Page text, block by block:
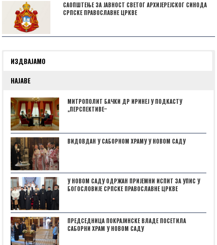
САОПШТЕЊЕ ЗА ЈАВНОСТ СВЕТОГ АРХИЈЕРЕЈСКОГ СИНОДА
СРПСКЕ ПРАВОСЛАВНЕ ЦРКВЕ
ИЗДВАЈАМО
НАЈАВЕ
МИТРОПОЛИТ БАЧКИ ДР ИРИНЕЈ У ПОДКАСТУ
„ПЕРСПЕКТИВЕˮ
ВИДОВДАН У САБОРНОМ ХРАМУ У НОВОМ САДУ
У НОВОМ САДУ ОДРЖАН ПРИЈЕМНИ ИСПИТ ЗА УПИС У
БОГОСЛОВИЈЕ СРПСКЕ ПРАВОСЛАВНЕ ЦРКВЕ
ПРЕДСЕДНИЦА ПОКРАЈИНСКЕ ВЛАДЕ ПОСЕТИЛА
САБОРНИ ХРАМ У НОВОМ САДУ